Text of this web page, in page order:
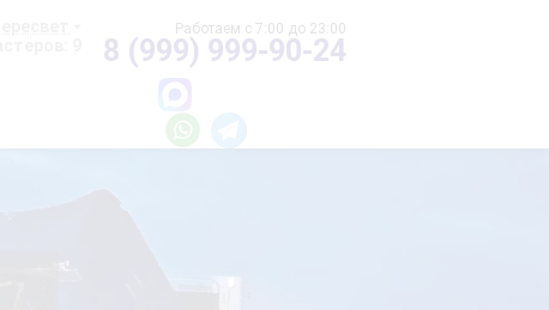
8 (999) 999-90-24